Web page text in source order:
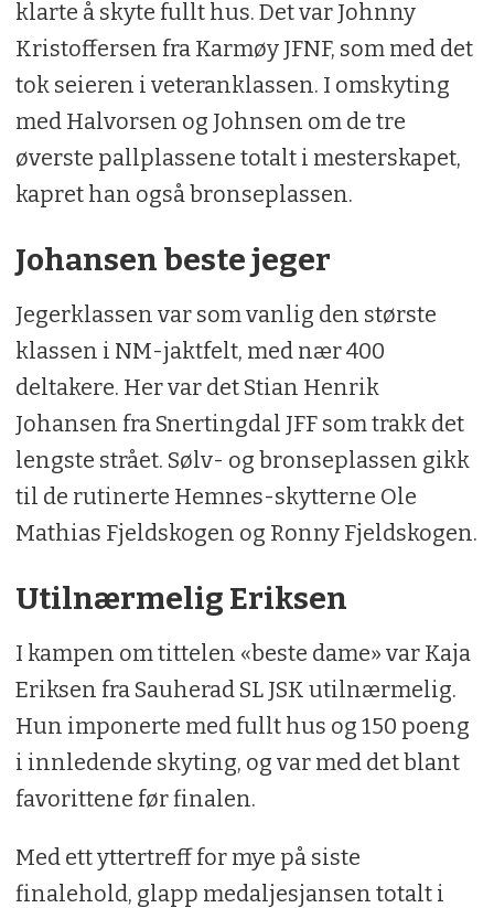
klarte å skyte fullt hus. Det var Johnny
Kristoffersen fra Karmøy JFNF, som med det
tok seieren i veteranklassen. I omskyting
med Halvorsen og Johnsen om de tre
øverste pallplassene totalt i mesterskapet,
kapret han også bronseplassen.
Johansen beste jeger
Jegerklassen var som vanlig den største
klassen i NM-jaktfelt, med nær 400
deltakere. Her var det Stian Henrik
Johansen fra Snertingdal JFF som trakk det
lengste strået. Sølv- og bronseplassen gikk
til de rutinerte Hemnes-skytterne Ole
Mathias Fjeldskogen og Ronny Fjeldskogen.
Utilnærmelig Eriksen
I kampen om tittelen «beste dame» var Kaja
Eriksen fra Sauherad SL JSK utilnærmelig.
Hun imponerte med fullt hus og 150 poeng
i innledende skyting, og var med det blant
favorittene før finalen.
Med ett yttertreff for mye på siste
finalehold, glapp medaljesjansen totalt i